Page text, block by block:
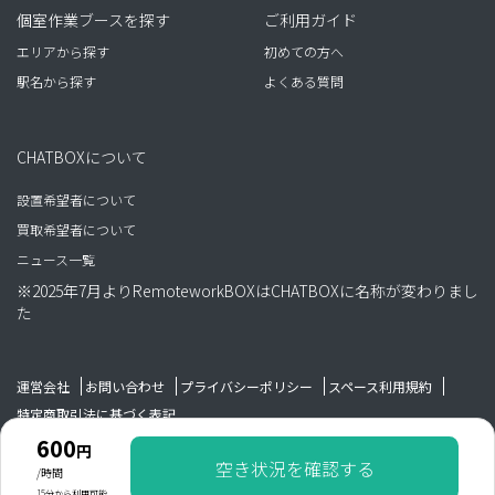
600円
/時間 空き状況を確認する
個室作業ブースを探す
エリアから探す
駅名から探す
ご利用ガイド
初めての方へ
よくある質問
CHATBOXについて
設置希望者について
買取希望者について
ニュース一覧
※2025年7月よりRemoteworkBOXはCHATBOXに名称が変わりまし
た
運営会社 お問い合わせ プライバシーポリシー
スペース利用規約
特定商取引法に基づく表記
Copyright WAIM GROUP All rights reserved.